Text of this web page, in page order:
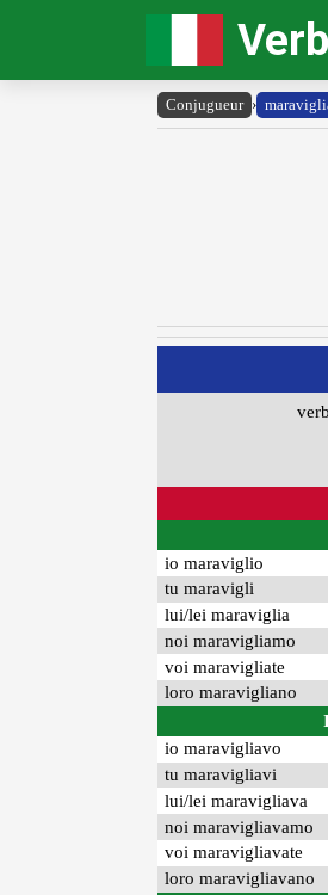
Conjugueur ›
io maraviglio
tu maravigli
lui/lei maraviglia
noi maravigliamo
voi maravigliate
loro maravigliano
io maravigliavo
tu maravigliavi
lui/lei maravigliava
noi maravigliavamo
voi maravigliavate
loro maravigliavano